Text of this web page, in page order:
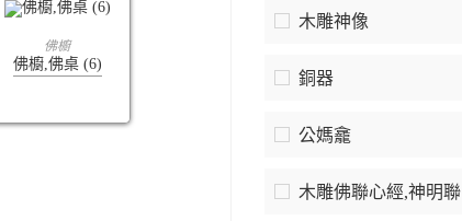
查看內容
佛櫥
佛櫥,佛桌 (6)
木雕神像
銅器
公媽龕
木雕佛聯心經,神明聯